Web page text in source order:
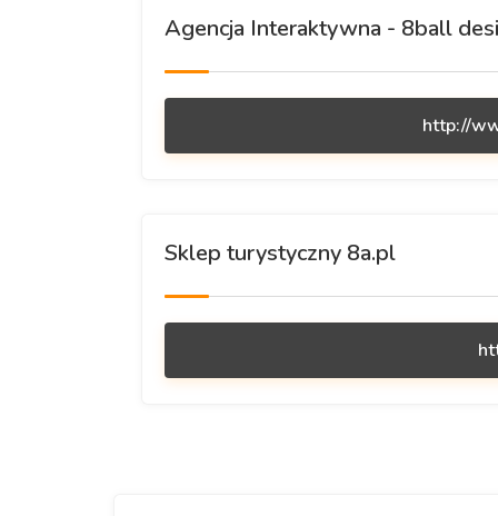
Agencja Interaktywna - 8ball
http://
Sklep turystyczny 8a.pl